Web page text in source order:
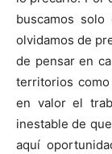
buscamos
olvidamos de
de pensar en
territorios
en valor el
inestable de
aquí